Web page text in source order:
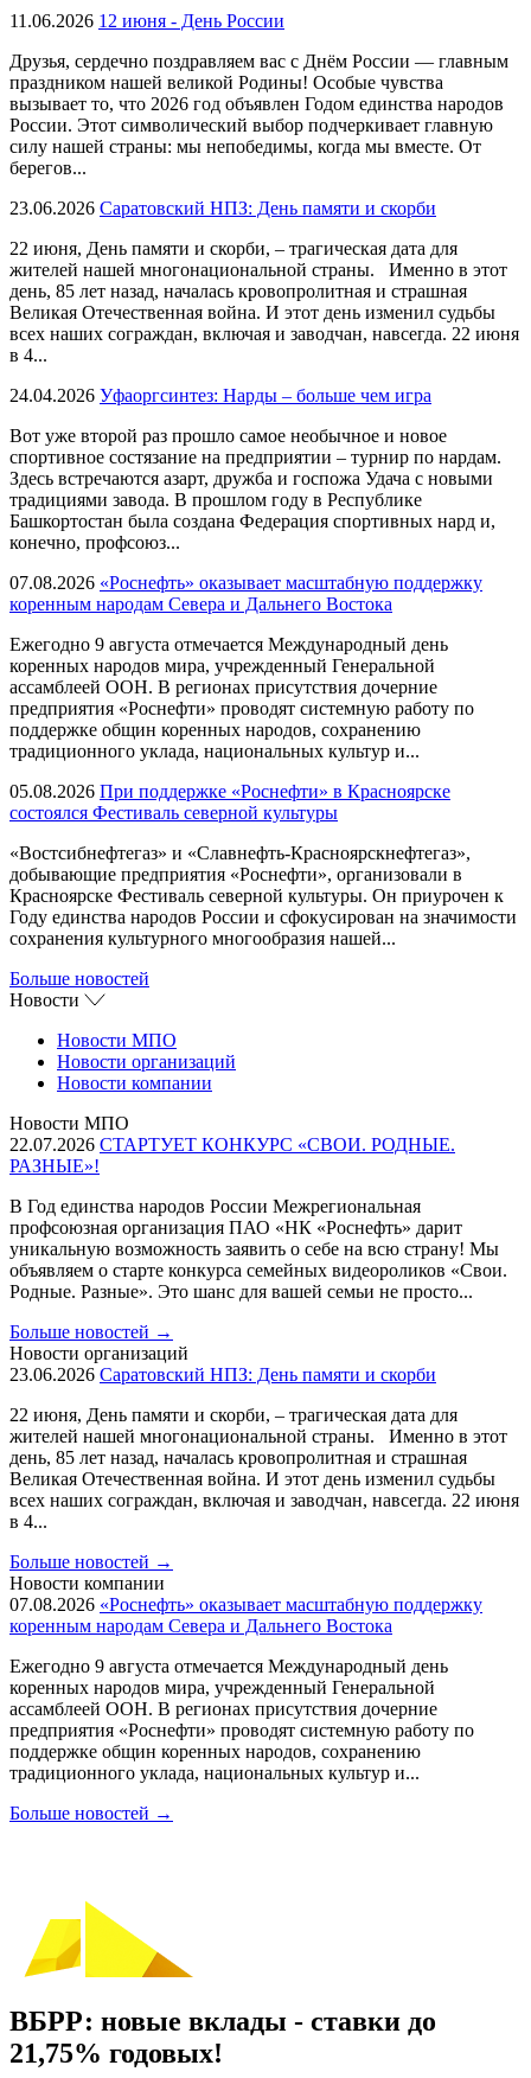
11.06.2026 12 июня - День России
Друзья, сердечно поздравляем вас с Днём России — главным
праздником нашей великой Родины! Особые чувства
вызывает то, что 2026 год объявлен Годом единства народов
России. Этот символический выбор подчеркивает главную
силу нашей страны: мы непобедимы, когда мы вместе. От
берегов...
23.06.2026 Саратовский НПЗ: День памяти и скорби
22 июня, День памяти и скорби, – трагическая дата для
жителей нашей многонациональной страны. Именно в этот
день, 85 лет назад, началась кровопролитная и страшная
Великая Отечественная война. И этот день изменил судьбы
всех наших сограждан, включая и заводчан, навсегда. 22 июня
в 4...
24.04.2026 Уфаоргсинтез: Нарды – больше чем игра
Вот уже второй раз прошло самое необычное и новое
спортивное состязание на предприятии – турнир по нардам.
Здесь встречаются азарт, дружба и госпожа Удача с новыми
традициями завода. В прошлом году в Республике
Башкортостан была создана Федерация спортивных нард и,
конечно, профсоюз...
07.08.2026 «Роснефть» оказывает масштабную поддержку
коренным народам Севера и Дальнего Востока
Ежегодно 9 августа отмечается Международный день
коренных народов мира, учрежденный Генеральной
ассамблеей ООН. В регионах присутствия дочерние
предприятия «Роснефти» проводят системную работу по
поддержке общин коренных народов, сохранению
традиционного уклада, национальных культур и...
05.08.2026 При поддержке «Роснефти» в Красноярске
состоялся Фестиваль северной культуры
«Востсибнефтегаз» и «Славнефть-Красноярскнефтегаз»,
добывающие предприятия «Роснефти», организовали в
Красноярске Фестиваль северной культуры. Он приурочен к
Году единства народов России и сфокусирован на значимости
сохранения культурного многообразия нашей...
Больше новостей
Новости
Новости МПО
Новости организаций
Новости компании
Новости МПО
22.07.2026 СТАРТУЕТ КОНКУРС «СВОИ. РОДНЫЕ.
РАЗНЫЕ»!
В Год единства народов России Межрегиональная
профсоюзная организация ПАО «НК «Роснефть» дарит
уникальную возможность заявить о себе на всю страну! Мы
объявляем о старте конкурса семейных видеороликов «Свои.
Родные. Разные». Это шанс для вашей семьи не просто...
Больше новостей →
Новости организаций
23.06.2026 Саратовский НПЗ: День памяти и скорби
22 июня, День памяти и скорби, – трагическая дата для
жителей нашей многонациональной страны. Именно в этот
день, 85 лет назад, началась кровопролитная и страшная
Великая Отечественная война. И этот день изменил судьбы
всех наших сограждан, включая и заводчан, навсегда. 22 июня
в 4...
Больше новостей →
Новости компании
07.08.2026 «Роснефть» оказывает масштабную поддержку
коренным народам Севера и Дальнего Востока
Ежегодно 9 августа отмечается Международный день
коренных народов мира, учрежденный Генеральной
ассамблеей ООН. В регионах присутствия дочерние
предприятия «Роснефти» проводят системную работу по
поддержке общин коренных народов, сохранению
традиционного уклада, национальных культур и...
Больше новостей →
ВБРР: новые вклады - ставки до
21,75% годовых!